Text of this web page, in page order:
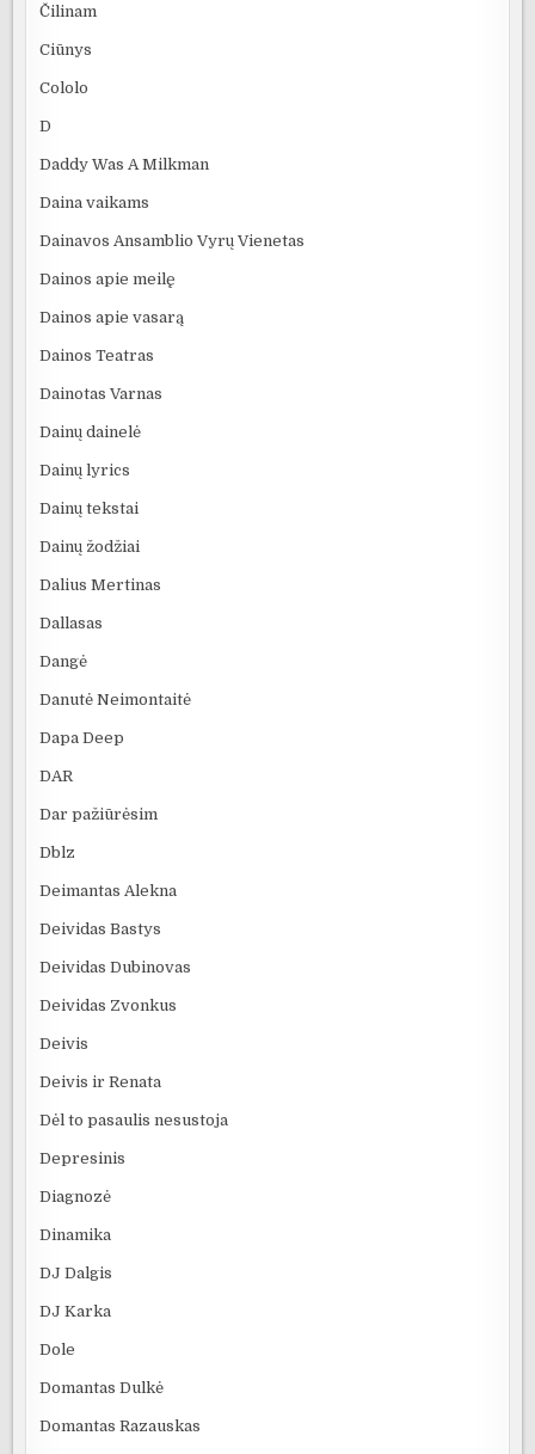
Čilinam
Ciūnys
Cololo
D
Daddy Was A Milkman
Daina vaikams
Dainavos Ansamblio Vyrų Vienetas
Dainos apie meilę
Dainos apie vasarą
Dainos Teatras
Dainotas Varnas
Dainų dainelė
Dainų lyrics
Dainų tekstai
Dainų žodžiai
Dalius Mertinas
Dallasas
Dangė
Danutė Neimontaitė
Dapa Deep
DAR
Dar pažiūrėsim
Dblz
Deimantas Alekna
Deividas Bastys
Deividas Dubinovas
Deividas Zvonkus
Deivis
Deivis ir Renata
Dėl to pasaulis nesustoja
Depresinis
Diagnozė
Dinamika
DJ Dalgis
DJ Karka
Dole
Domantas Dulkė
Domantas Razauskas